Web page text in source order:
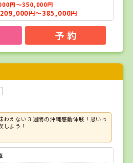
円～350,000円
円～385,000円
予 約
わえない３週間の沖縄感動体験！思いっ
しよう！